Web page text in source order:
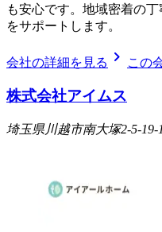
も安心です。地域密着の
をサポートします。
会社の詳細を見る chevron_right この
株式会社アイムス
埼玉県川越市南大塚2-5-19-